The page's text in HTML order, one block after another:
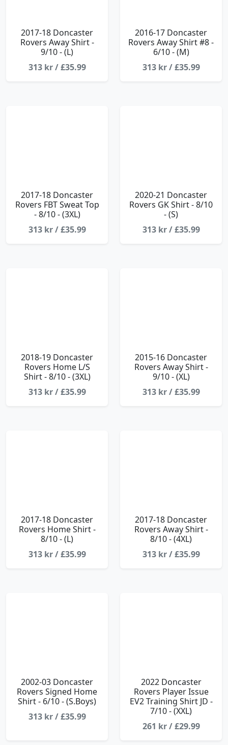
2017-18 Doncaster
Rovers Away Shirt -
9/10 - (L)
313 kr / £35.99
2016-17 Doncaster
Rovers Away Shirt #8 -
6/10 - (M)
313 kr / £35.99
2017-18 Doncaster
Rovers FBT Sweat Top
- 8/10 - (3XL)
313 kr / £35.99
2020-21 Doncaster
Rovers GK Shirt - 8/10
- (S)
313 kr / £35.99
2018-19 Doncaster
Rovers Home L/S
Shirt - 8/10 - (3XL)
313 kr / £35.99
2015-16 Doncaster
Rovers Away Shirt -
9/10 - (XL)
313 kr / £35.99
2017-18 Doncaster
Rovers Home Shirt -
8/10 - (L)
313 kr / £35.99
2017-18 Doncaster
Rovers Away Shirt -
8/10 - (4XL)
313 kr / £35.99
2002-03 Doncaster
Rovers Signed Home
Shirt - 6/10 - (S.Boys)
313 kr / £35.99
2022 Doncaster
Rovers Player Issue
EV2 Training Shirt JD -
7/10 - (XXL)
261 kr / £29.99